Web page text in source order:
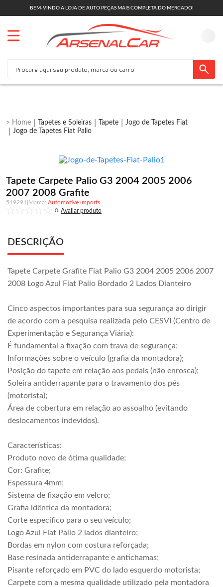
BEM-VINDO A LOJA DE AUTO PEÇAS MAIS COMPLETA DO MERCADO!
Tapetes e Soleiras Tapete
Jogo de Tapetes Fiat
Jogo de Tapetes Fiat Palio
Tapete Carpete Palio G3 2004 2005 2006
2007 2008 Grafite
519291
Automotive imports
0
DESCRIÇÃO
Tapete Carpete Grafite Fiat Palio G3 2004 2005 2006 2007
2008 Logo Azul Fiat Palio Bordado 2 Lados Dianteiro
Cinco aspectos importantes para sua segurança ao dirigir
de acordo com a pesquisa realizada pelo CESVI (Centro de
Experimentação e Segurança Viária):
É fundamental a fixação com trava de segurança;
Informações sobre o veículo (grafia da montadora);
Posição do tapete em relação aos pedais (não enrosca);
Soleira antiderrapante para o travamento dos pés
(motorista);
Área de cobertura em relação ao assoalho (evitando
deslocamentos indevidos).
Características:
Produto novo de ótima qualidade;
Cor: Grafite;
Espessura 4mm;
Sistema de fixação em velcro;
Grafia idêntica da montadora;
Corte específico para o seu veículo;
Logo Azul Fiat Palio 2 lados dianteiro;
Bordas em nylon com costura reforçada;
Base resinada antiderrapante e antichamas;
Pisante reforçado em PVC do lado esquerdo motorista;
Carpete com a mesma qualidade utilizado pela montadora